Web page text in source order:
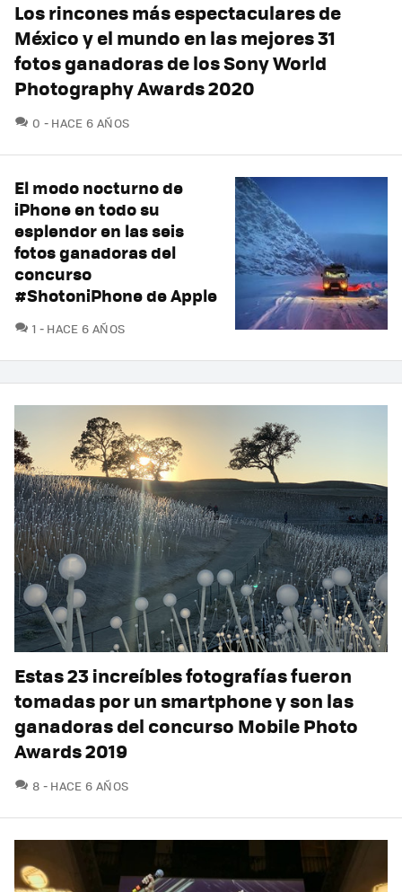
Los rincones más espectaculares de
México y el mundo en las mejores 31
fotos ganadoras de los Sony World
Photography Awards 2020
0 COMENTARIOS
HACE 6 AÑOS
El modo nocturno de
iPhone en todo su
esplendor en las seis
fotos ganadoras del
concurso
#ShotoniPhone de Apple
1 COMENTARIOS
HACE 6 AÑOS
Estas 23 increíbles fotografías fueron
tomadas por un smartphone y son las
ganadoras del concurso Mobile Photo
Awards 2019
8 COMENTARIOS
HACE 6 AÑOS